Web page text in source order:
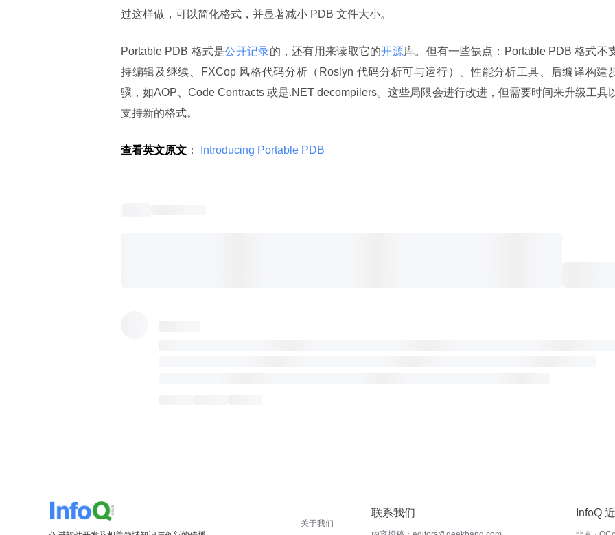
过这样做，可以简化格式，并显著减小 PDB 文件大小。
Portable PDB 格式是公开记录的，还有用来读取它的开源库。但有一些缺点：Portable PDB 格式不
持编辑及继续、FXCop 风格代码分析（Roslyn 代码分析可与运行）、性能分析工具、后编译构建
骤，如AOP、Code Contracts 或是.NET decompilers。这些局限会进行改进，但需要时间来升级工具
支持新的格式。
查看英文原文 ： Introducing Portable PDB
关于我们
联系我们 InfoQ